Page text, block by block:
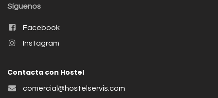
Síguenos
Facebook
Instagram
Contacta con Hostel
comercial@hostelservis.com